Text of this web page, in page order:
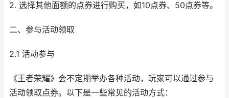
2. 选择其他面额的点券进行购买，如10点券、50点券等。
二、参与活动领取
2.1 活动参与
《王者荣耀》会不定期举办各种活动，玩家可以通过参与
活动领取点券。以下是一些常见的活动方式：